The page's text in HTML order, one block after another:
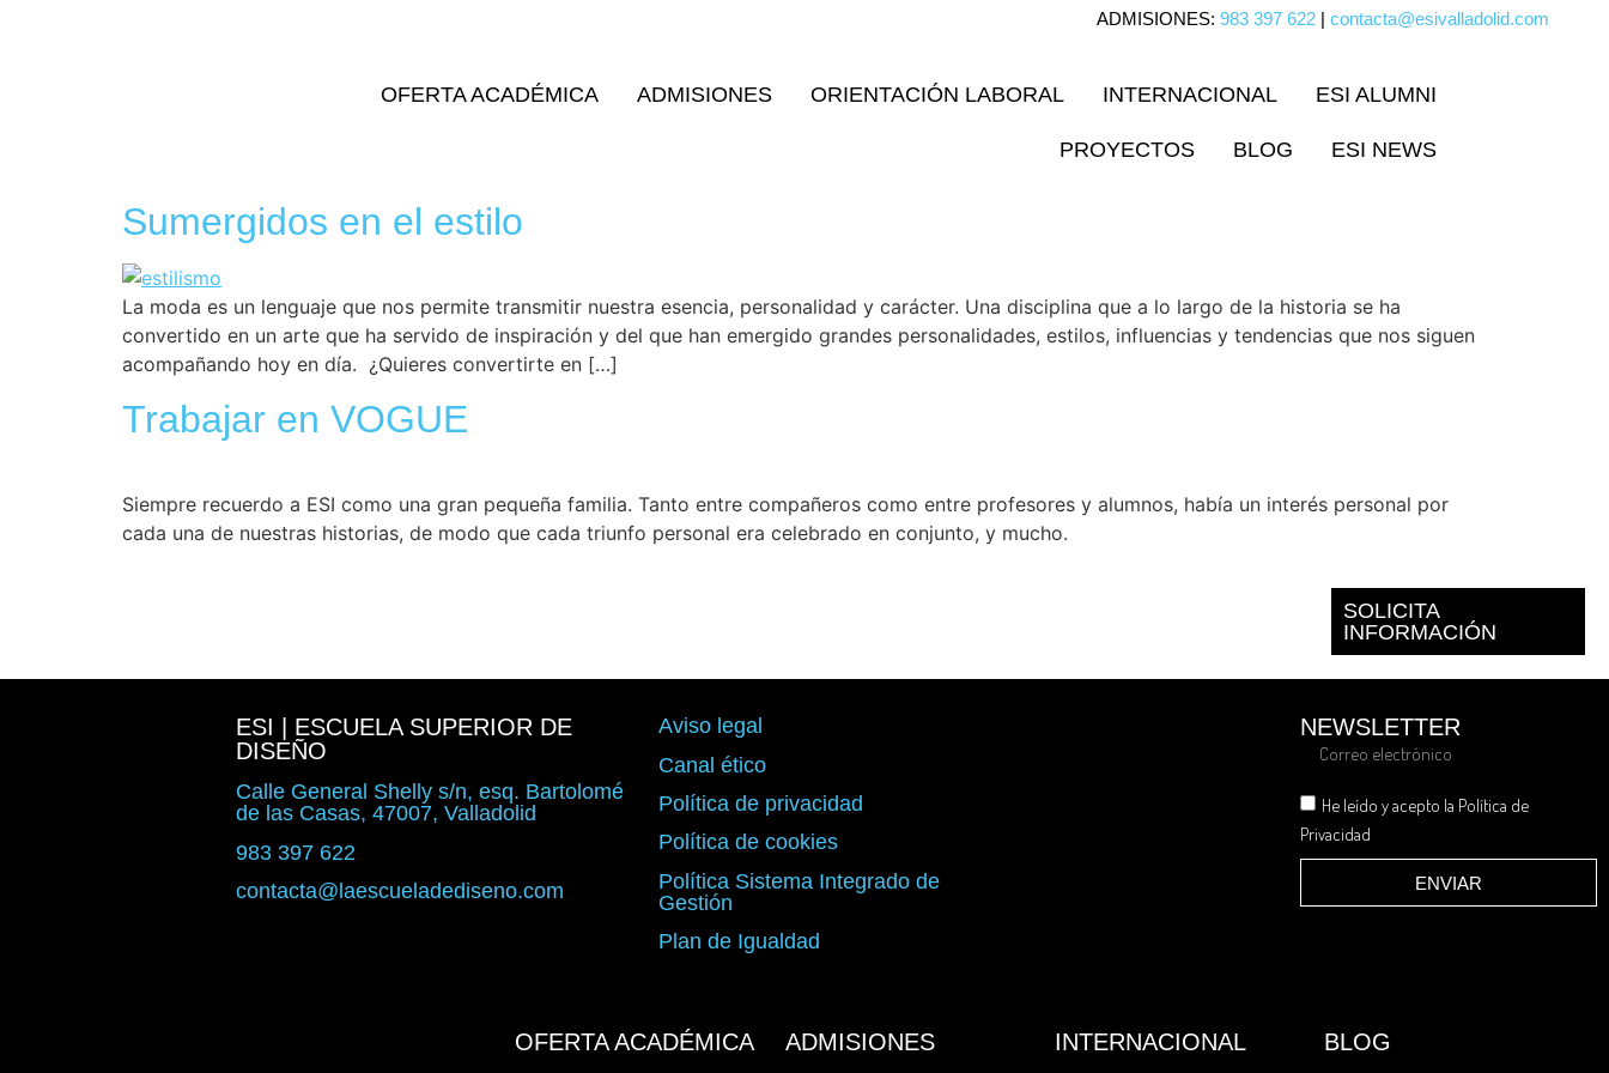
ADMISIONES: 983 397 622 | contacta@esivalladolid.com
OFERTA ACADÉMICA ADMISIONES ORIENTACIÓN LABORAL INTERNACIONAL ESI ALUMNI
PROYECTOS BLOG ESI NEWS
Sumergidos en el estilo
La moda es un lenguaje que nos permite transmitir nuestra esencia, personalidad y carácter. Una disciplina que a lo largo de la historia se ha
convertido en un arte que ha servido de inspiración y del que han emergido grandes personalidades, estilos, influencias y tendencias que nos siguen
acompañando hoy en día. ¿Quieres convertirte en […]
Trabajar en VOGUE
Siempre recuerdo a ESI como una gran pequeña familia. Tanto entre compañeros como entre profesores y alumnos, había un interés personal por
cada una de nuestras historias, de modo que cada triunfo personal era celebrado en conjunto, y mucho.
SOLICITA
INFORMACIÓN
ESI | ESCUELA SUPERIOR DE
DISEÑO
Calle General Shelly s/n, esq. Bartolomé
de las Casas, 47007, Valladolid
983 397 622
contacta@laescueladediseno.com
Aviso legal
Canal ético
Política de privacidad
Política de cookies
Política Sistema Integrado de
Gestión
Plan de Igualdad
NEWSLETTER
He leído y acepto la Política de
Privacidad
ENVIAR
OFERTA ACADÉMICA ADMISIONES INTERNACIONAL BLOG